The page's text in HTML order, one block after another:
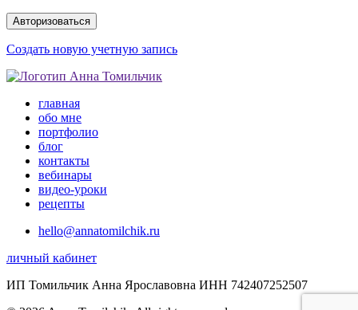
Создать новую учетную запись
главная
обо мне
портфолио
блог
контакты
вебинары
видео-уроки
рецепты
hello@annatomilchik.ru
личный кабинет
ИП Томильчик Анна Ярославовна ИНН 742407252507